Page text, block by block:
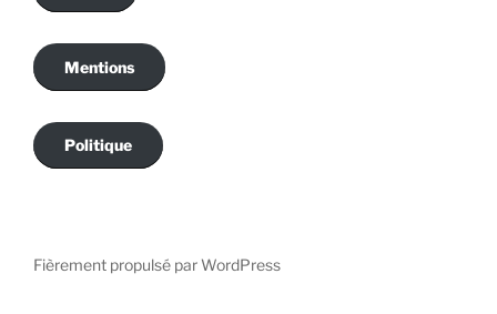
Mentions
Politique
Fièrement propulsé par WordPress